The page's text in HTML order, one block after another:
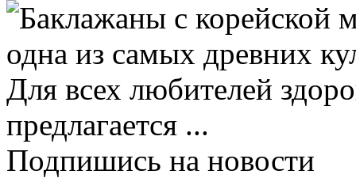
одна из самых древних
Для всех любителей
предлагается ...
Подпишись на новости